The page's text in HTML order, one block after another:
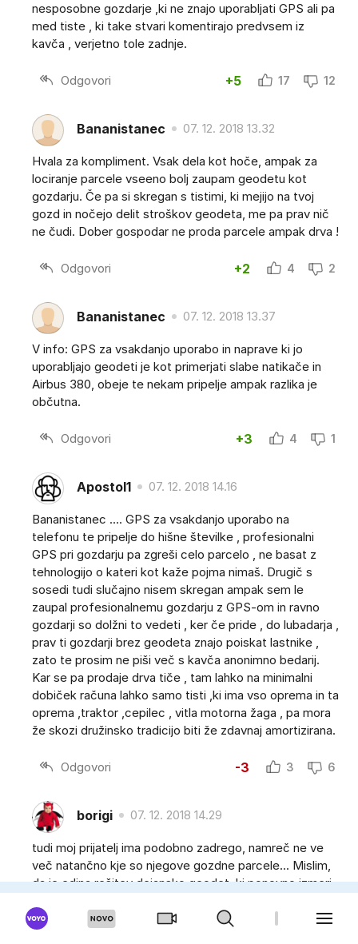
nesposobne gozdarje ,ki ne znajo uporabljati GPS ali pa
med tiste , ki take stvari komentirajo predvsem iz
kavča , verjetno tole zadnje.
Odgovori +5 17 12
Bananistanec 07. 12. 2018 13.32
Hvala za kompliment. Vsak dela kot hoče, ampak za
lociranje parcele vseeno bolj zaupam geodetu kot
gozdarju. Če pa si skregan s tistimi, ki mejijo na tvoj
gozd in nočejo delit stroškov geodeta, me pa prav nič
ne čudi. Dober gospodar ne proda parcele ampak drva !
Odgovori +2 4 2
Bananistanec 07. 12. 2018 13.37
V info: GPS za vsakdanjo uporabo in naprave ki jo
uporabljajo geodeti je kot primerjati slabe natikače in
Airbus 380, obeje te nekam pripelje ampak razlika je
občutna.
Odgovori +3 4 1
Apostol1 07. 12. 2018 14.16
Bananistanec .... GPS za vsakdanjo uporabo na
telefonu te pripelje do hišne številke , profesionalni
GPS pri gozdarju pa zgreši celo parcelo , ne basat z
tehnologijo o kateri kot kaže pojma nimaš. Drugič s
sosedi tudi slučajno nisem skregan ampak sem le
zaupal profesionalnemu gozdarju z GPS-om in ravno
gozdarji so dolžni to vedeti , ker če pride , do lubadarja ,
prav ti gozdarji brez geodeta znajo poiskat lastnike ,
zato te prosim ne piši več s kavča anonimno bedarij.
Kar se pa prodaje drva tiče , tam lahko na minimalni
dobiček računa lahko samo tisti ,ki ima vso oprema in ta
oprema ,traktor ,cepilec , vitla motorna žaga , pa mora
že skozi družinsko tradicijo biti že zdavnaj amortizirana.
Odgovori -3 3 6
borigi 07. 12. 2018 14.29
tudi moj prijatelj ima podobno zadrego, namreč ne ve
več natančno kje so njegove gozdne parcele... Mislim,
da je edina rešitev dejansko geodet, ki ponovno izmeri
kaj pa če je sosed vsa prejšnja leta sekal na tvojem,